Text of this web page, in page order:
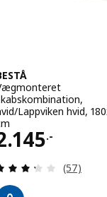
Lappviken hvid,
.-
2145.-
Anmeld:
(57)